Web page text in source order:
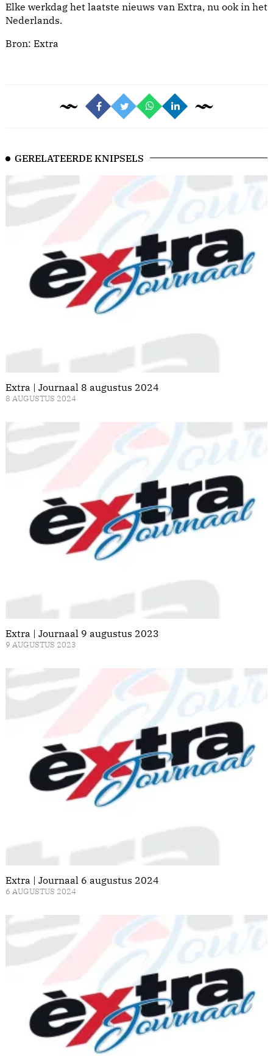
Elke werkdag het laatste nieuws van Extra, nu ook in het
Nederlands.
Bron: Extra
GERELATEERDE KNIPSELS
Extra | Journaal 8 augustus 2024
8 AUGUSTUS 2024
Extra | Journaal 9 augustus 2023
9 AUGUSTUS 2023
Extra | Journaal 6 augustus 2024
6 AUGUSTUS 2024